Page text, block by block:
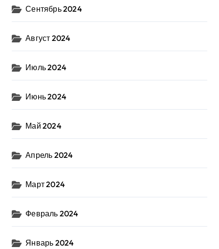
Сентябрь 2024
Август 2024
Июль 2024
Июнь 2024
Май 2024
Апрель 2024
Март 2024
Февраль 2024
Январь 2024